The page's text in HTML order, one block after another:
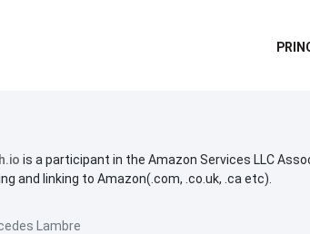
is a participant in the Amazon Services LLC
and linking to Amazon(.com, .co.uk, .ca etc).
Lambre